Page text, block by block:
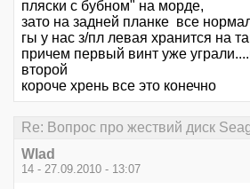
пляски с бубном" на морде,
зато на задней планке все
гы у нас з/пл левая хранится на
причем первый винт уже
второй
короче хрень все это конечно
Re: Вопрос про жествий диск
Wlad
14 - 27.09.2010 - 13:07